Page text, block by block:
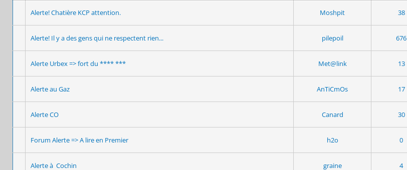
Alerte! Chatière KCP attention. Moshpit 38
Alerte! Il y a des gens qui ne respectent rien... pilepoil 676
Alerte Urbex => fort du **** *** Met@link 13
Alerte au Gaz AnTiCmOs 17
Alerte CO Canard 30
Forum Alerte => A lire en Premier h2o 0
Alerte à Cochin graine 4